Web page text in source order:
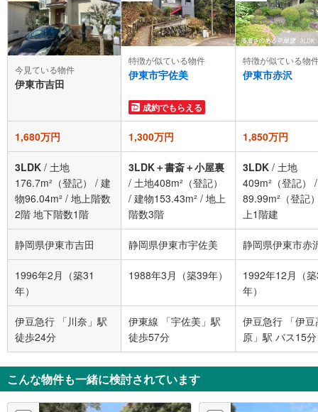
今見ている物件
伊東市吉田
特徴が似ている物件
伊東市宇佐美
成約でもらえる
特徴が似ている物
伊東市赤沢
1,680万円 1,300万円 1,850万円
3LDK / 土地
176.7m²（登記）
/ 建
物96.04m² / 地上階数
2階 地下階数1階
3LDK＋書斎＋小屋裏
/ 土地408m²（登記）
/ 建物153.43m² / 地上
階数3階
3LDK / 土地
409m²（登記）
89.99m²（登記
上1階建
静岡県伊東市吉田 静岡県伊東市宇佐美 静岡県伊東市赤
1996年2月（築31
年）
1988年3月（築39年）
1992年12月（
年）
伊豆急行 「川奈」駅
徒歩24分
伊東線 「宇佐美」駅
徒歩57分
伊豆急行 「伊豆
原」駅 バス15
地運営の無料送
ス、8番 バス停
こんな物件も一緒に検討されています